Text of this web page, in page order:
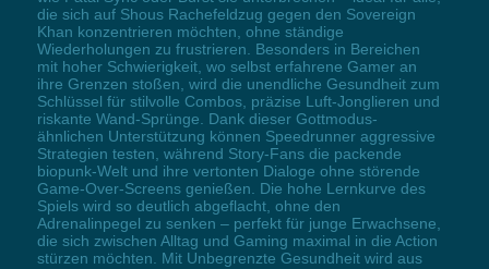
die sich auf Shous Rachefeldzug gegen den Sovereign
Khan konzentrieren möchten, ohne ständige
Wiederholungen zu frustrieren. Besonders in Bereichen
mit hoher Schwierigkeit, wo selbst erfahrene Gamer an
ihre Grenzen stoßen, wird die unendliche Gesundheit zum
Schlüssel für stilvolle Combos, präzise Luft-Jonglieren und
riskante Wand-Sprünge. Dank dieser Gottmodus-
ähnlichen Unterstützung können Speedrunner aggressive
Strategien testen, während Story-Fans die packende
biopunk-Welt und ihre vertonten Dialoge ohne störende
Game-Over-Screens genießen. Die hohe Lernkurve des
Spiels wird so deutlich abgeflacht, ohne den
Adrenalinpegel zu senken – perfekt für junge Erwachsene,
die sich zwischen Alltag und Gaming maximal in die Action
stürzen möchten. Mit Unbegrenzte Gesundheit wird aus